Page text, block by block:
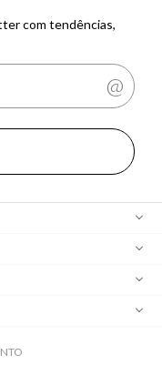
com tendências,